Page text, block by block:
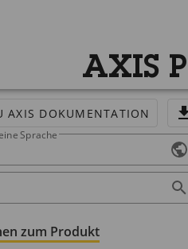
AXIS
AXIS DOKUMENTATION
Sprache
zum Produkt